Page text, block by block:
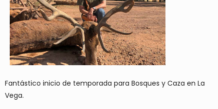
Fantástico inicio de temporada para Bosques y Caza en La
Vega.